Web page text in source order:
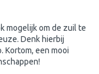
mogelijk om de zuil te
Denk hierbij
Kortom, een mooi